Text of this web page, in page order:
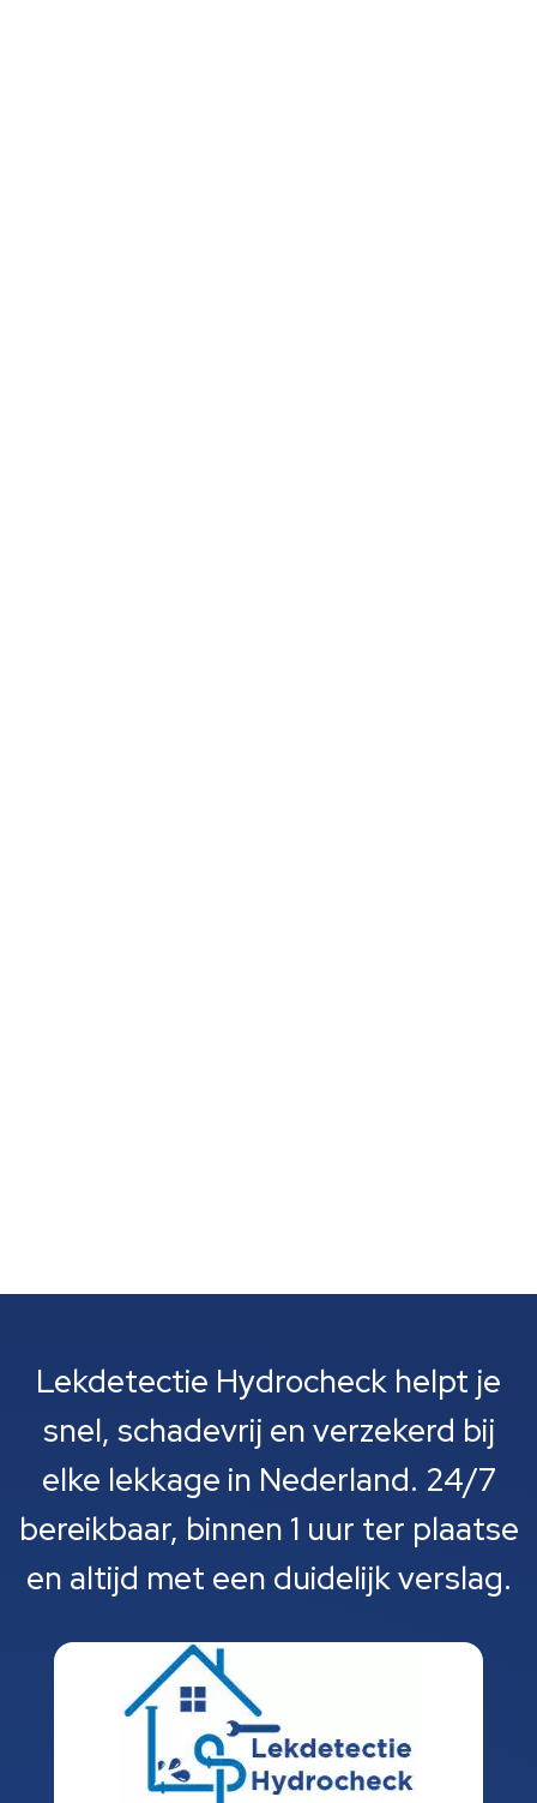
Lekdetectie Hydrocheck helpt je
snel, schadevrij en verzekerd bij
elke lekkage in Nederland. 24/7
bereikbaar, binnen 1 uur ter plaatse
en altijd met een duidelijk verslag.